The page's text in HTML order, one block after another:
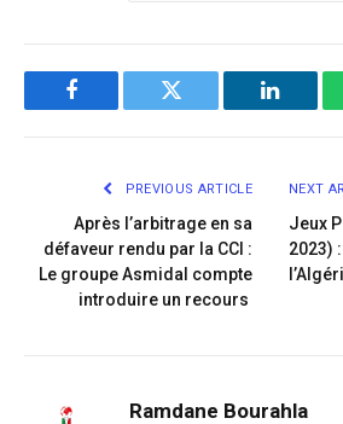
Facebook Twitter
PREVIOUS ARTICLE
Après l’arbitrage en sa
défaveur rendu par la CCI :
Le groupe Asmidal compte
introduire un recours
NEXT
Jeux
2023)
Ramdane Bourahla